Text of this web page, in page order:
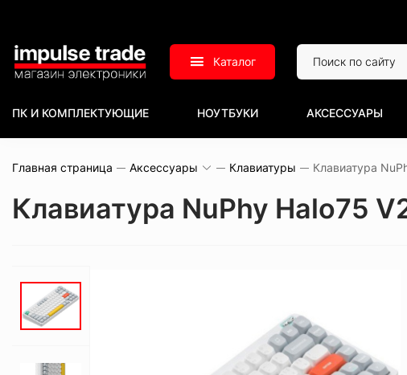
Каталог
ПК И КОМПЛЕКТУЮЩИЕ НОУТБУКИ АКСЕССУАРЫ
Главная страница Аксессуары Клавиатуры
Клавиатура NuPhy Halo75